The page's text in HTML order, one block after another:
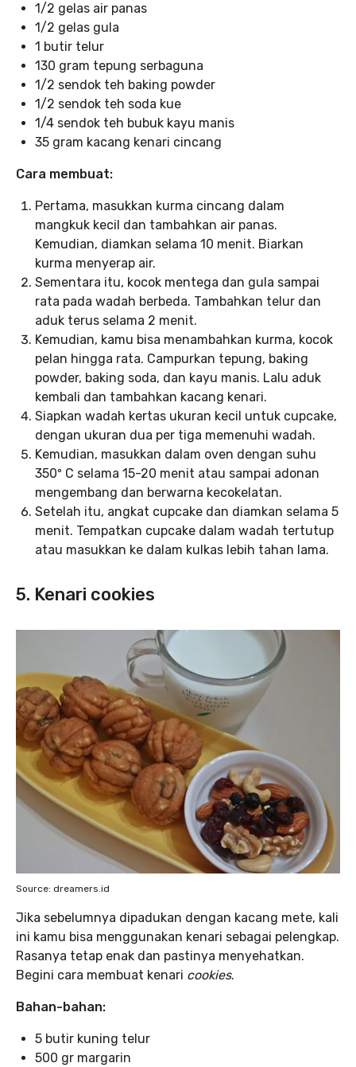
1/2 gelas air panas
1/2 gelas gula
1 butir telur
130 gram tepung serbaguna
1/2 sendok teh baking powder
1/2 sendok teh soda kue
1/4 sendok teh bubuk kayu manis
35 gram kacang kenari cincang
Cara membuat:
Pertama, masukkan kurma cincang dalam
mangkuk kecil dan tambahkan air panas.
Kemudian, diamkan selama 10 menit. Biarkan
kurma menyerap air.
Sementara itu, kocok mentega dan gula sampai
rata pada wadah berbeda. Tambahkan telur dan
aduk terus selama 2 menit.
Kemudian, kamu bisa menambahkan kurma, kocok
pelan hingga rata. Campurkan tepung, baking
powder, baking soda, dan kayu manis. Lalu aduk
kembali dan tambahkan kacang kenari.
Siapkan wadah kertas ukuran kecil untuk cupcake,
dengan ukuran dua per tiga memenuhi wadah.
Kemudian, masukkan dalam oven dengan suhu
350º C selama 15-20 menit atau sampai adonan
mengembang dan berwarna kecokelatan.
Setelah itu, angkat cupcake dan diamkan selama 5
menit. Tempatkan cupcake dalam wadah tertutup
atau masukkan ke dalam kulkas lebih tahan lama.
5. Kenari cookies
Source: dreamers.id
Jika sebelumnya dipadukan dengan kacang mete, kali
ini kamu bisa menggunakan kenari sebagai pelengkap.
Rasanya tetap enak dan pastinya menyehatkan.
Begini cara membuat kenari cookies.
Bahan-bahan:
5 butir kuning telur
500 gr margarin